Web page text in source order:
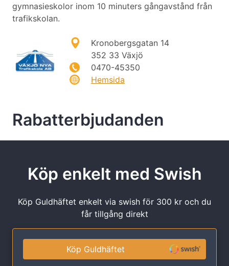
gymnasieskolor inom 10 minuters gångavstånd från
trafikskolan.
Kronobergsgatan 14
352 33 Växjö
0470-45350
Hemsida
Rabatterbjudanden
Köp enkelt med Swish
Köp Guldhäftet enkelt via swish för 300 kr och du
får tillgång direkt
Köp Guldhäftet